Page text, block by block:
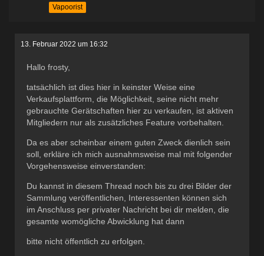
Vapoorist
13. Februar 2022 um 16:32
Hallo frosty,
tatsächlich ist dies hier in keinster Weise eine
Verkaufsplattform, die Möglichkeit, seine nicht mehr
gebrauchte Gerätschaften hier zu verkaufen, ist aktiven
Mitgliedern nur als zusätzliches Feature vorbehalten.
Da es aber scheinbar einem guten Zweck dienlich sein
soll, erkläre ich mich ausnahmsweise mal mit folgender
Vorgehensweise einverstanden:
Du kannst in diesem Thread noch bis zu drei Bilder der
Sammlung veröffentlichen, Interessenten können sich
im Anschluss per privater Nachricht bei dir melden, die
gesamte womögliche Abwicklung hat dann
bitte nicht öffentlich zu erfolgen.